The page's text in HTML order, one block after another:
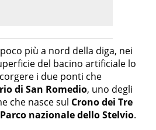
più a nord della diga, nei
del bacino artificiale lo
i due ponti che
rio di San Romedio, uno degli
che nasce sul Crono dei Tre
Parco nazionale dello Stelvio.